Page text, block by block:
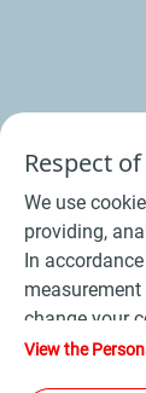
Respect
We use
providing,
In
change your
"Manage my
View the